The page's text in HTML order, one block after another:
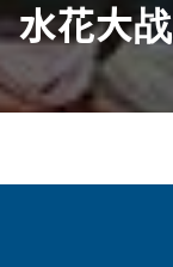
水花大战